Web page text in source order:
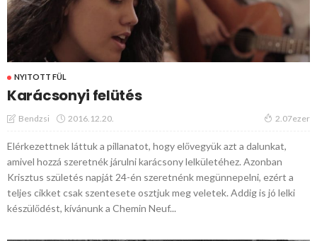
NYITOTT FÜL
Karácsonyi felütés
Bendzsi 2016.12.20. 2.07ezer
Elérkezettnek láttuk a pillanatot, hogy elővegyük azt a dalunkat,
amivel hozzá szeretnék járulni karácsony lelkületéhez. Azonban
Krisztus születés napját 24-én szeretnénk megünnepelni, ezért a
teljes cikket csak szentesete osztjuk meg veletek. Addig is jó lelki
készülődést, kívánunk a Chemin Neuf...